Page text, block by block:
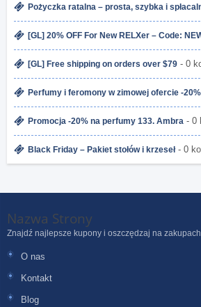
Pożyczka ratalna – prosta, szybka i
[GL] 20% OFF For New RELXer – Code:
[GL] Free shipping on orders over $79 - 0
Perfumy i feromony w zimowej ofercie -20%
Promocja -20% na perfumy 133. Ambra - 0
Black Friday – Pakiet stołów i krzeseł- 0
Nazwa Strony
Znajdź najlepsze kupony i oszczędzaj na
O nas
Kontakt
Blog